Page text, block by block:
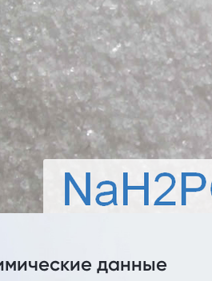
данные